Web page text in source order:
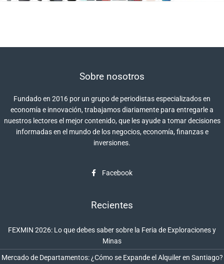
Sobre nosotros
Fundado en 2016 por un grupo de periodistas especializados en
economía e innovación, trabajamos diariamente para entregarle a
nuestros lectores el mejor contenido, que les ayude a tomar decisiones
informadas en el mundo de los negocios, economía, finanzas e
inversiones.
Facebook
Recientes
FEXMIN 2026: Lo que debes saber sobre la Feria de Exploraciones y
Minas
Mercado de Departamentos: ¿Cómo se Expande el Alquiler en Santiago?